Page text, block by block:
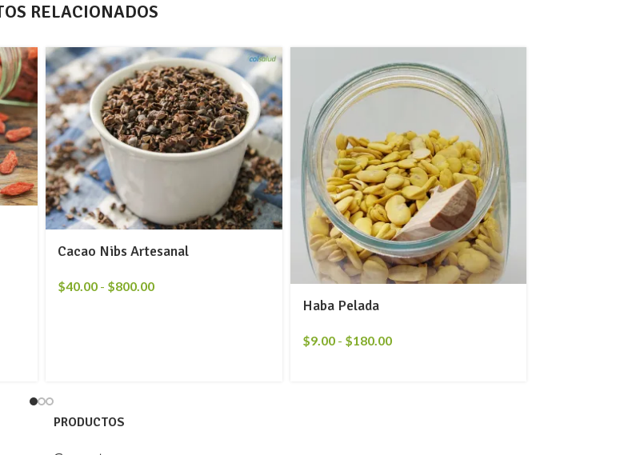
RELACIONADOS
Cacao Nibs Artesanal
$40.00 - $800.00
Haba Pelada
$9.00 - $180.00
PRODUCTOS